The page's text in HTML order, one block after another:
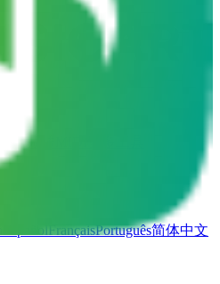
AI 音频转MIDI
EspañolFrançaisPortuguês简体中文